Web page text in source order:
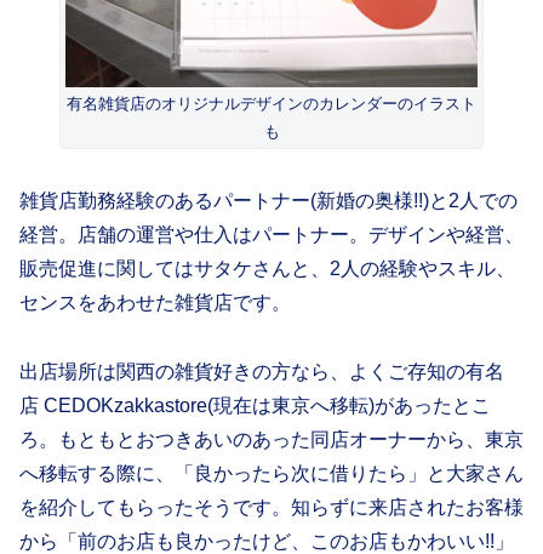
有名雑貨店のオリジナルデザインのカレンダーのイラスト
も
雑貨店勤務経験のあるパートナー(新婚の奥様!!)と2人での
経営。店舗の運営や仕入はパートナー。デザインや経営、
販売促進に関してはサタケさんと、2人の経験やスキル、
センスをあわせた雑貨店です。
出店場所は関西の雑貨好きの方なら、よくご存知の有名
店 CEDOKzakkastore(現在は東京へ移転)があったとこ
ろ。もともとおつきあいのあった同店オーナーから、東京
へ移転する際に、「良かったら次に借りたら」と大家さん
を紹介してもらったそうです。知らずに来店されたお客様
から「前のお店も良かったけど、このお店もかわいい!!」